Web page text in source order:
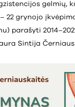
gelmių,
22 grynojo
parašyti
Sintija